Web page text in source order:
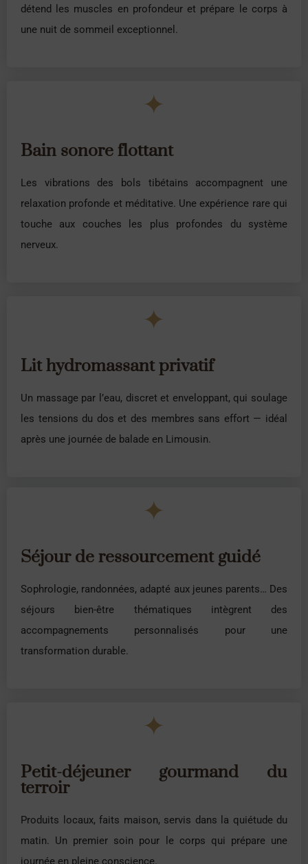
détend les muscles en profondeur et prépare le corps à
une nuit de sommeil exceptionnel.
✦
Bain sonore flottant
Les vibrations des bols tibétains accompagnent une
relaxation profonde et méditative. Une expérience rare qui
touche aux couches les plus profondes du système
nerveux.
✦
Lit hydromassant privatif
Un massage par l’eau, discret et enveloppant, qui soulage
les tensions du dos et des membres sans effort — idéal
après une journée de balade en Limousin.
✦
Séjour de ressourcement guidé
Sophrologie, randonnées, adapté aux jeunes parents… Des
séjours bien-être thématiques intègrent des
accompagnements personnalisés pour une
transformation durable.
✦
Petit-déjeuner gourmand du
terroir
Produits locaux, faits maison, servis dans la quiétude du
matin. Un premier soin pour le corps qui prépare une
journée en pleine conscience.